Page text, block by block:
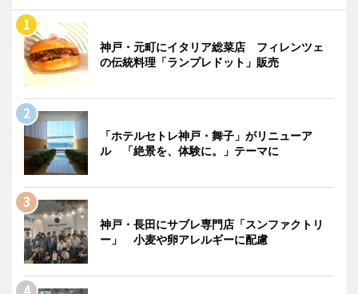
神戸・元町にイタリア総菜店 フィレンツェ
の伝統料理「ランプレドット」販売
「ホテルセトレ神戸・舞子」がリニューア
ル 「絶景を、体験に。」テーマに
神戸・長田にサブレ専門店「スンファクトリ
ー」 小麦や卵アレルギーに配慮